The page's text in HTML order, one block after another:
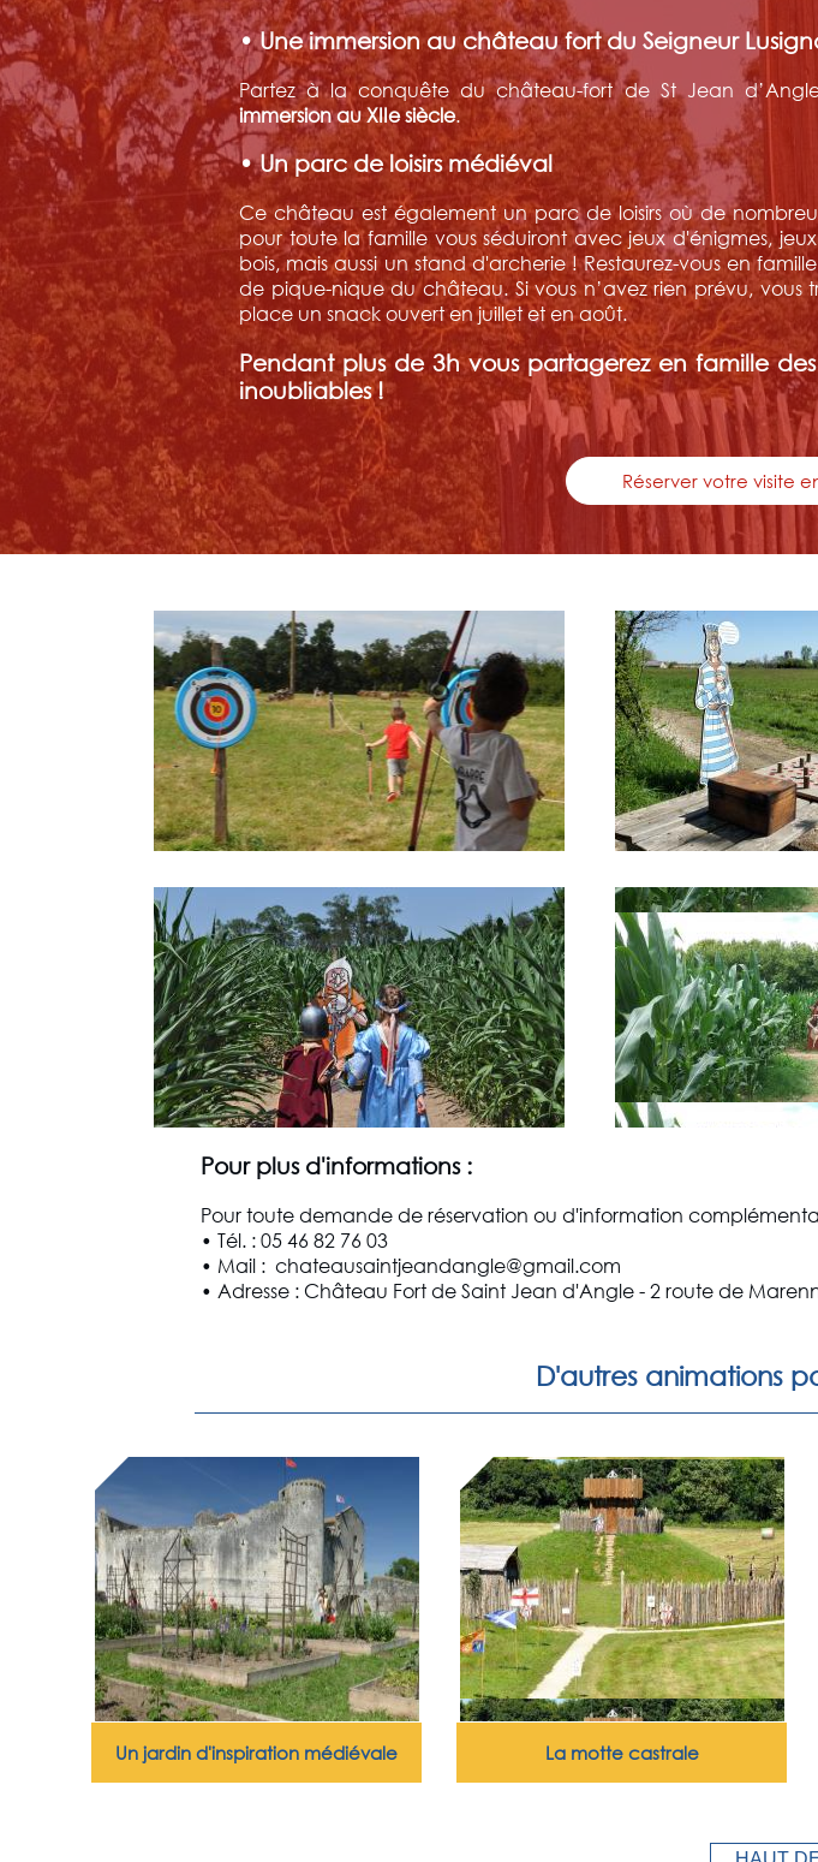
• Une immersion au château fort du Seigneur
Partez à la conquête du château-fort de St Jean
immersion au XIIe siècle.
• Un parc de loisirs médiéval
Ce château est également un parc de loisirs où de
pour toute la famille vous séduiront avec jeux d'énigmes,
bois, mais aussi un stand d'archerie ! Restaurez-vous en
de pique-nique du château. Si vous n’avez rien prévu, vous
place un snack ouvert en juillet et en août.
Pendant plus de 3h vous partagerez en famille
inoubliables !
Réserver votre visite
Pour plus d'informations :
Pour toute demande de réservation ou d'information
• Tél. : 05 46 82 76 03
• Mail : chateausaintjeandangle@gmail.com
• Adresse : Château Fort de Saint Jean d'Angle - 2 route de
D'autres animations
Un jardin d'inspiration médiévale La motte castrale